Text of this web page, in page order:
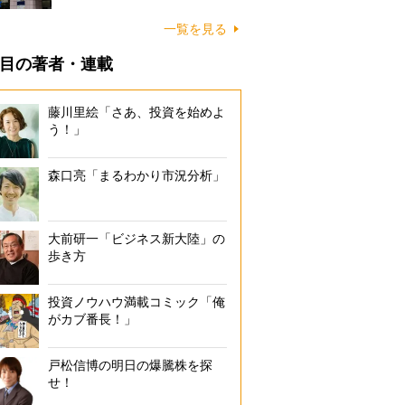
一覧を見る
の著者・連載
藤川里絵「さあ、投資を始めよ
う！」
森口亮「まるわかり市況分析」
大前研一「ビジネス新大陸」の
歩き方
投資ノウハウ満載コミック「俺
がカブ番長！」
戸松信博の明日の爆騰株を探
せ！